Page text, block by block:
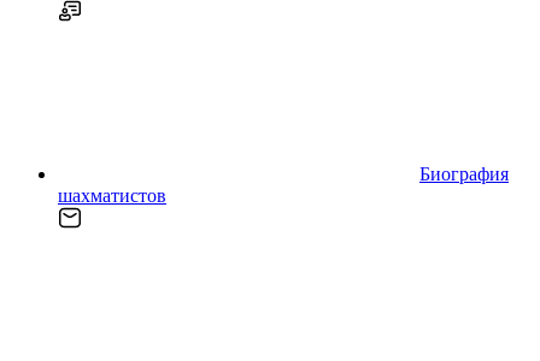
Биография
шахматистов